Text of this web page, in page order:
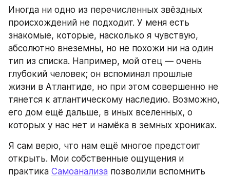
Иногда ни одно из перечисленных звёздных
происхождений не подходит. У меня есть
знакомые, которые, насколько я чувствую,
абсолютно внеземны, но не похожи ни на один
тип из списка. Например, мой отец — очень
глубокий человек; он вспоминал прошлые
жизни в Атлантиде, но при этом совершенно не
тянется к атлантическому наследию. Возможно,
его дом ещё дальше, в иных вселенных, о
которых у нас нет и намёка в земных хрониках.
Я сам верю, что нам ещё многое предстоит
открыть. Мои собственные ощущения и
практика Самоанализа позволили вспомнить